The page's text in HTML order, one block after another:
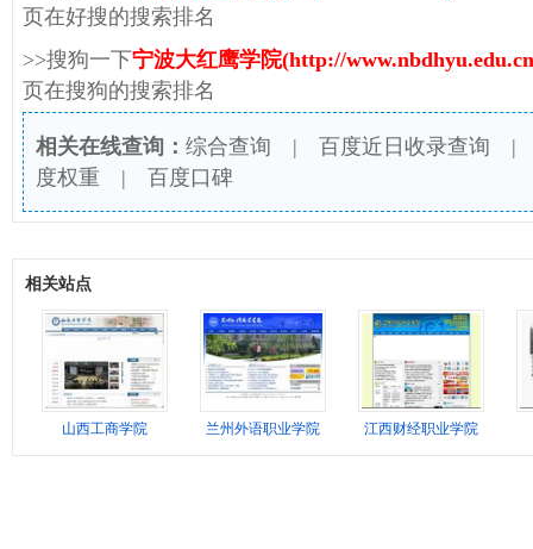
页在好搜的搜索排名
>>搜狗一下宁波大红鹰学院(http://
页在搜狗的搜索排名
相关在线查询： 综合查询 | 百度近日收录查询
度权重 | 百度口碑
相关站点
山西工商学院 兰州外语职业学院 江西财经职业学院